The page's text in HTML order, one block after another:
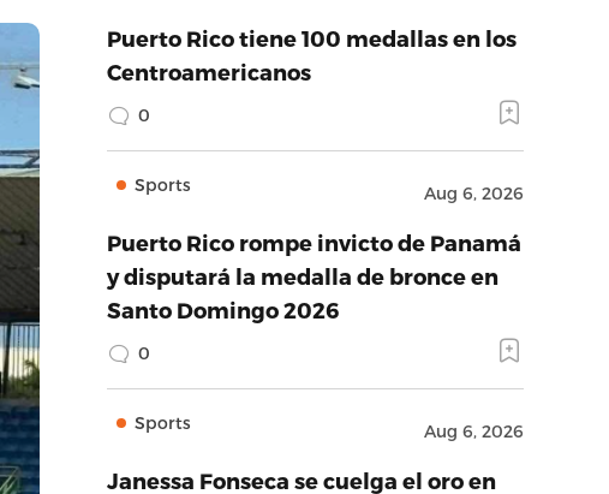
Puerto Rico tiene 100 medallas en los
Centroamericanos
0
Sports Aug 6, 2026
Puerto Rico rompe invicto de Panamá
y disputará la medalla de bronce en
Santo Domingo 2026
0
Sports Aug 6, 2026
Janessa Fonseca se cuelga el oro en